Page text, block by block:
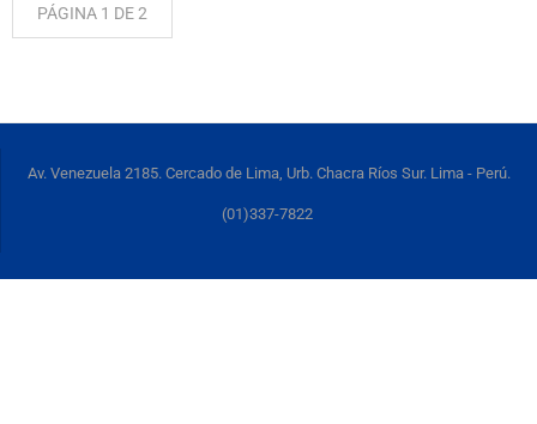
PÁGINA 1 DE 2
Av. Venezuela 2185. Cercado de Lima, Urb. Chacra Ríos Sur. Lima - Perú.
(01)337-7822